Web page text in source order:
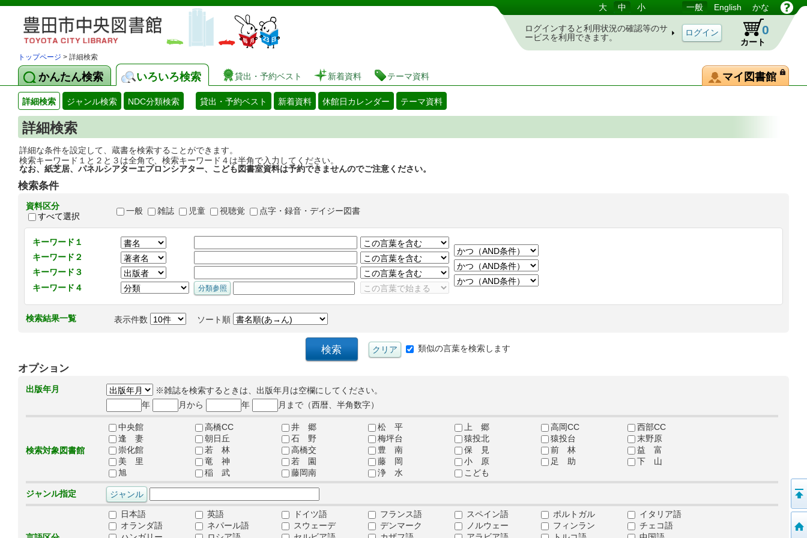
図書館 蔵書検索・予約システム 大 中 小 一般 English かな
ログインすると利用状況の確認等のサ
ービスを利用できます。
カート
0
トップページ > 詳細検索
かんたん検索 いろいろ検索 貸出・予約ベスト 新着資料 テーマ資料 マイ図書館
詳細検索 ジャンル検索 NDC分類検索 貸出・予約ベスト 新着資料 休館日カレンダー テーマ資料
詳細検索
詳細な条件を設定して、蔵書を検索することができます。
検索キーワード１と２と３は全角で、検索キーワード４は半角で入力してください。
なお、紙芝居、パネルシアターエプロンシアター、こども図書室資料は予約できませんのでご注意ください。
検索条件
資料区分
すべて選択
一般 雑誌 児童 視聴覚 点字・録音・デイジー図書
キーワード１
キーワード２
キーワード３
キーワード４
検索結果一覧 表示件数 ソート順
類似の言葉を検索します
オプション
出版年月
※雑誌を検索するときは、出版年月は空欄にしてください。
年
月から 年 月まで（西暦、半角数字）
検索対象図書館
中央館 高橋CC 井 郷 松 平 上 郷 高岡CC
西部CC
逢 妻
朝日丘 石 野 梅坪台 猿投北 猿投台
末野原
崇化館
若 林 高橋交 豊 南 保 見 前 林
益 富
美 里
竜 神 若 園 藤 岡 小 原 足 助
下 山
旭
稲 武 藤岡南 浄 水 こども
ジャンル指定
日本語 英語 ドイツ語 フランス語 スペイン語 ポルトガル
イタリア語
オランダ語
ネパール語 スウェーデ デンマーク ノルウェー フィンラン
チェコ語